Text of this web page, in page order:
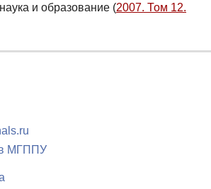
и образование (2007. Том 12.
МГППУ